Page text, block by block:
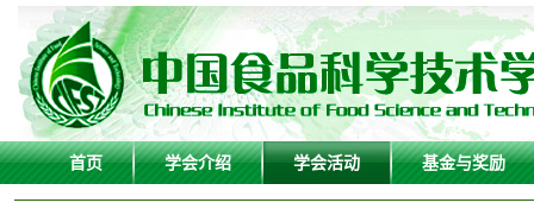
首页 学会介绍 学会活动 基金与奖励